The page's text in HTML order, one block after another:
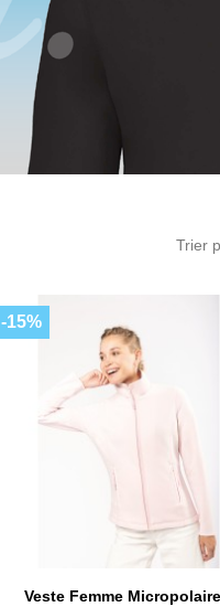
Trier
Aperçu rapide
Veste Femme
-15%